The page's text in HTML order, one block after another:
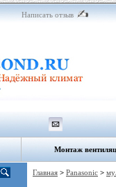
Написать отзыв
Монтаж
Главная > Panasonic >